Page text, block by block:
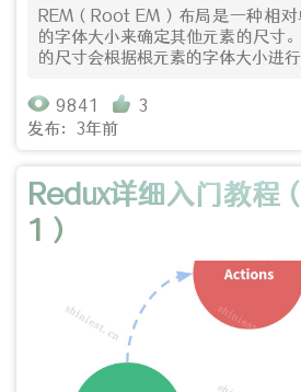
REM（Root EM）布局是一种相
的字体大小来确定其他元素的尺寸
的尺寸会根据根元素的字体大小进行
9841
3
发布：3年前
Redux详细入门教程
1）